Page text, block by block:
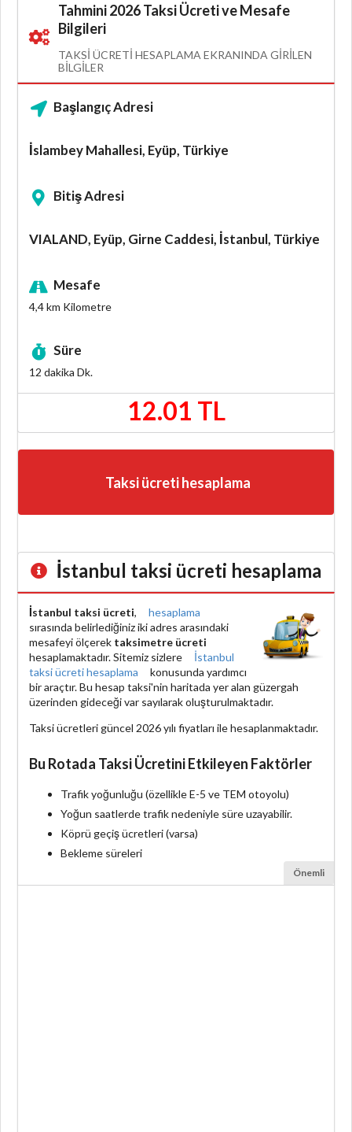
Tahmini 2026 Taksi Ücreti ve Mesafe
Bilgileri
TAKSI ÜCRETI HESAPLAMA EKRANINDA GIRILEN
BILGILER
Başlangıç Adresi
İslambey Mahallesi, Eyüp, Türkiye
Bitiş Adresi
VIALAND, Eyüp, Girne Caddesi, İstanbul, Türkiye
Mesafe
4,4 km Kilometre
Süre
12 dakika Dk.
12.01 TL
Taksi ücreti hesaplama
İstanbul taksi ücreti hesaplama
İstanbul taksi ücreti,
hesaplama
sırasında belirlediğiniz iki adres arasındaki
mesafeyi ölçerek taksimetre ücreti
hesaplamaktadır. Sitemiz sizlere
İstanbul
taksi ücreti hesaplama
konusunda yardımcı
bir araçtır. Bu hesap taksi'nin haritada yer alan güzergah
üzerinden gideceği var sayılarak oluşturulmaktadır.
Taksi ücretleri güncel 2026 yılı fiyatları ile hesaplanmaktadır.
Bu Rotada Taksi Ücretini Etkileyen Faktörler
Trafik yoğunluğu (özellikle E-5 ve TEM otoyolu)
Yoğun saatlerde trafik nedeniyle süre uzayabilir.
Köprü geçiş ücretleri (varsa)
Bekleme süreleri
Önemli